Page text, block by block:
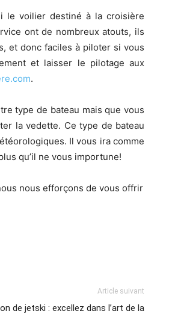
le voilier destiné à la croisière
ont de nombreux atouts, ils
et donc faciles à piloter si vous
et laisser le pilotage aux
.
type de bateau mais que vous
la vedette. Ce type de bateau
Il vous ira comme
qu’il ne vous importune!
nous efforçons de vous offrir
Article suivant
de jetski : excellez dans l’art de la